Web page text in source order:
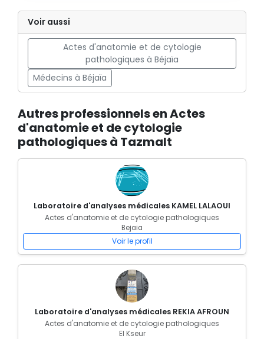
Voir aussi
Actes d'anatomie et de cytologie
pathologiques à Béjaïa
Médecins à Béjaïa
Autres professionnels en Actes
d'anatomie et de cytologie
pathologiques à Tazmalt
Laboratoire d'analyses médicales KAMEL LALAOUI
Actes d'anatomie et de cytologie pathologiques
Bejaia
Voir le profil
Laboratoire d'analyses médicales REKIA AFROUN
Actes d'anatomie et de cytologie pathologiques
El Kseur